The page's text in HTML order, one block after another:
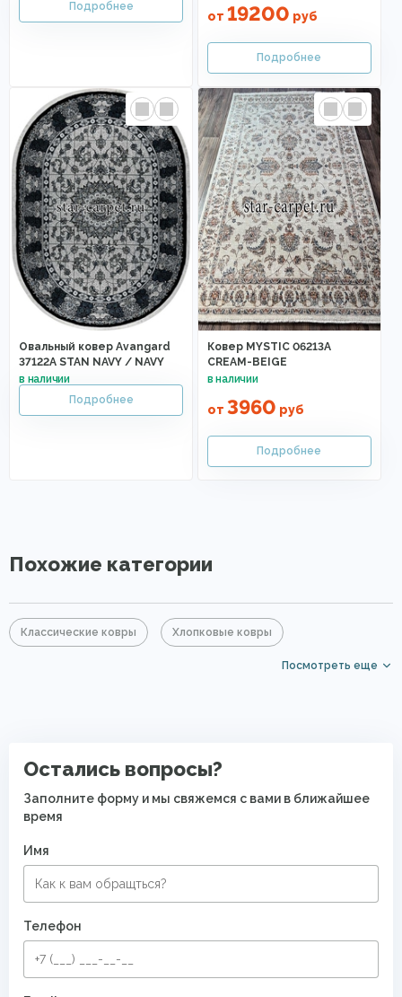
от 19200 руб
Овальный ковер Avangard
37122A STAN NAVY / NAVY
Ковер MYSTIC 06213A
CREAM-BEIGE
от 3960 руб
Похожие категории
Классические ковры Хлопковые ковры
Безворсовые хлопковые ковры
Посмотреть еще
Остались вопросы?
Заполните форму и мы свяжемся с вами в ближайшее
время
Имя
Телефон